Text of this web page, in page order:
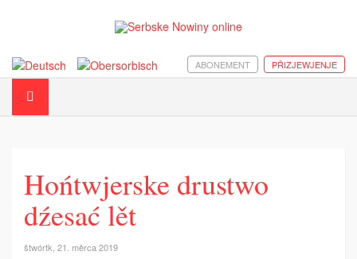
PŘIZJEWJENJE
ABONEMENT
Hońtwjerske drustwo
dźesać lět
štwórtk, 21. měrca 2019